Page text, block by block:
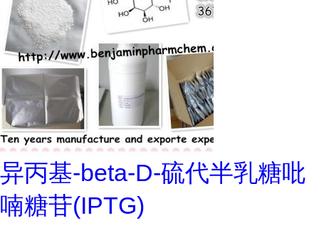
异丙基-beta-D-硫代半乳糖吡
喃糖苷(IPTG)